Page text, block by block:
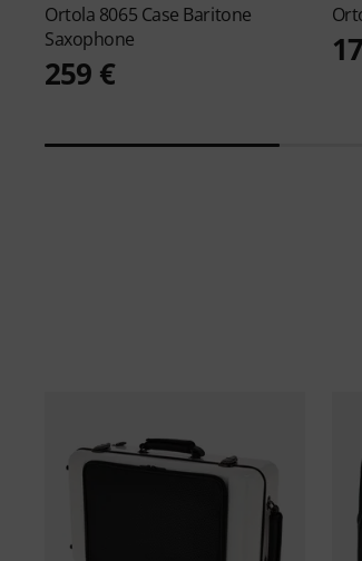
Ortola 8065 Case Baritone
Saxophone
259 €